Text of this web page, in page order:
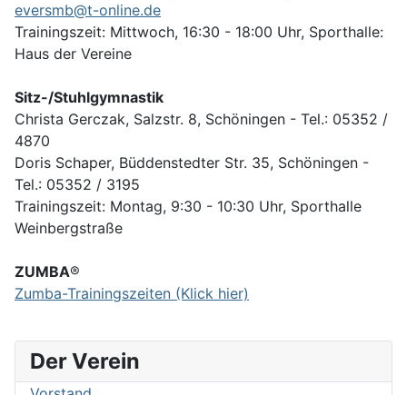
Der Verein
eversmb@t-online.de
Trainingszeit: Mittwoch, 16:30 - 18:00 Uhr, Sporthalle:
Haus der Vereine
Sitz-/Stuhlgymnastik
Christa Gerczak, Salzstr. 8, Schöningen - Tel.: 05352 /
4870
Doris Schaper, Büddenstedter Str. 35, Schöningen -
Tel.: 05352 / 3195
Trainingszeit: Montag, 9:30 - 10:30 Uhr, Sporthalle
Weinbergstraße
ZUMBA®
Zumba-Trainingszeiten (Klick hier)